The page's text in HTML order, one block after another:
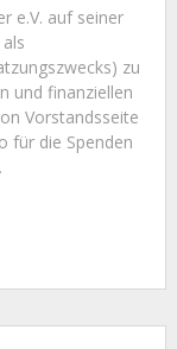
e.V. auf seiner
zu
und finanziellen
Vorstandsseite
für die Spenden